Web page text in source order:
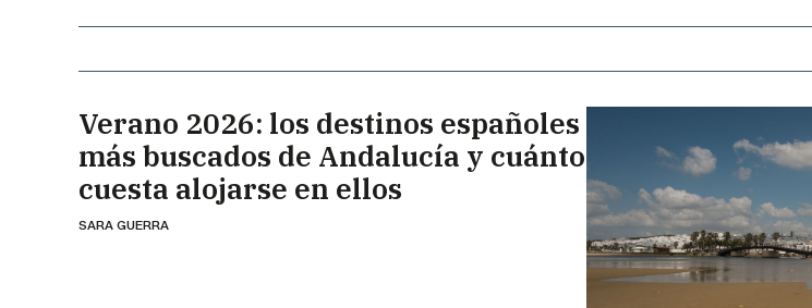
Verano 2026: los destinos españoles
más buscados de Andalucía y cuánto
cuesta alojarse en ellos
SARA GUERRA